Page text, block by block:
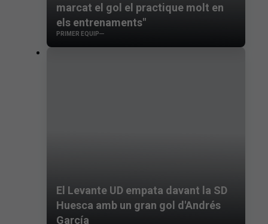
marcat el gol el practique molt en
els entrenaments"
PRIMER EQUIP
El Levante UD empata davant la SD
Huesca amb un gran gol d'Andrés
García